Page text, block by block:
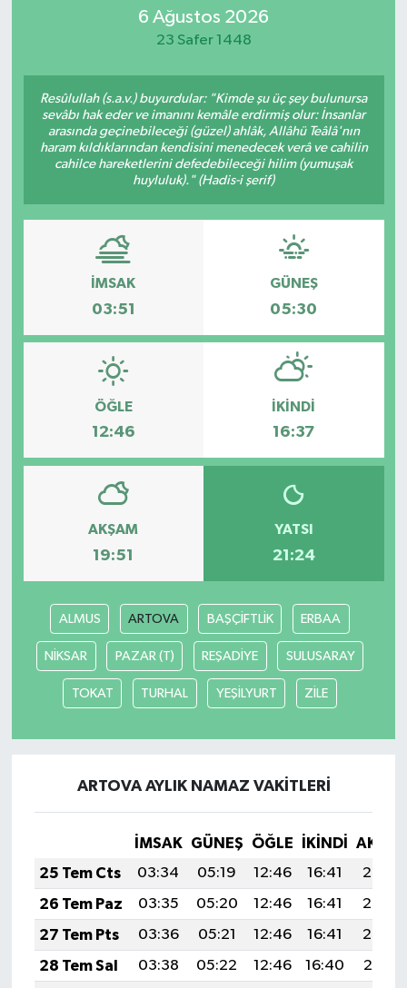
6 Ağustos 2026
23 Safer 1448
Resûlullah (s.a.v.) buyurdular: "Kimde şu üç şey bulunursa
sevâbı hak eder ve imanını kemâle erdirmiş olur: İnsanlar
arasında geçinebileceği (güzel) ahlâk, Allâhü Teâlâ'nın
haram kıldıklarından kendisini menedecek verâ ve cahilin
cahilce hareketlerini defedebileceği hilim (yumuşak
huyluluk)." (Hadis-i şerif)
İMSAK
03:51
GÜNEŞ
05:30
ÖĞLE
12:46
İKINDI
16:37
AKŞAM
19:51
YATSI
21:24
ALMUS ARTOVA BAŞÇİFTLİK ERBAA
NİKSAR PAZAR (T) REŞADİYE SULUSARAY
TOKAT TURHAL YEŞİLYURT ZİLE
ARTOVA AYLIK NAMAZ VAKITLERI
İMSAK GÜNEŞ ÖĞLE İKINDI
25 Tem Cts
03:34 05:19 12:46 16:41
20:03
26 Tem Paz
03:35 05:20 12:46 16:41
20:03
27 Tem Pts
03:36 05:21 12:46 16:41
20:02
28 Tem Sal
03:38 05:22 12:46 16:40
20:01
Teknoloji
TRABZON
TRABZONSPOR
Yaşam